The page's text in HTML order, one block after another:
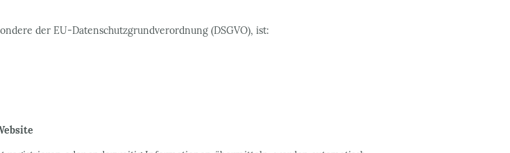
der EU-Datenschutzgrundverordnung (DSGVO), ist: